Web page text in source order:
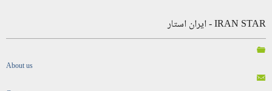
IRAN STAR - ایران استار
About us